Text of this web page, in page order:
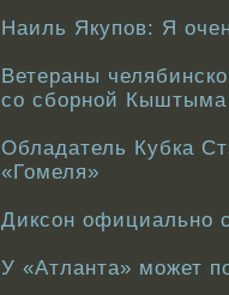
Наиль Якупов: Я
Ветераны
со сборной Кыштыма
Обладатель Кубка
«Гомеля»
Диксон официально
У «Атланта» может